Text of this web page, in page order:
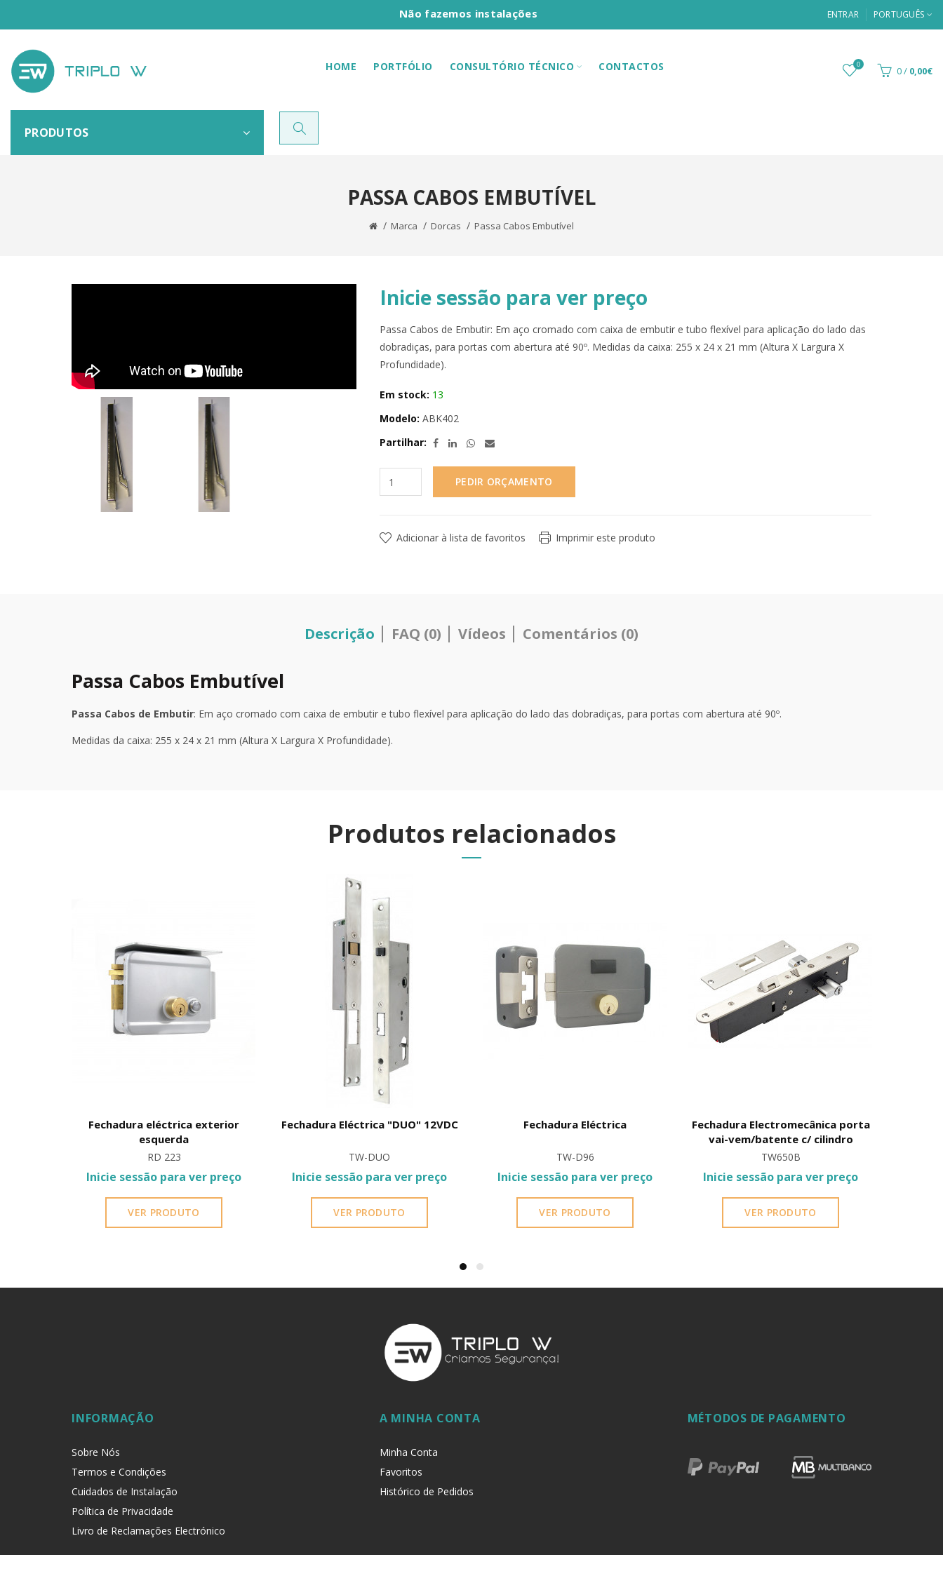
Não fazemos instalações ENTRAR PORTUGUÊS
HOME PORTFÓLIO CONSULTÓRIO TÉCNICO CONTACTOS 0 0/ 0,00€
PRODUTOS
PASSA CABOS EMBUTÍVEL
Marca Dorcas Passa Cabos Embutível
Inicie sessão para ver preço
Passa Cabos de Embutir: Em aço cromado com caixa de embutir e tubo flexível para aplicação do lado das
dobradiças, para portas com abertura até 90º. Medidas da caixa: 255 x 24 x 21 mm (Altura X Largura X
Profundidade).
Em stock: 13
Modelo: ABK402
Partilhar:
PEDIR ORÇAMENTO
Adicionar à lista de favoritos Imprimir este produto
Descrição FAQ (0) Vídeos Comentários (0)
Passa Cabos Embutível
Passa Cabos de Embutir: Em aço cromado com caixa de embutir e tubo flexível para aplicação do lado das dobradiças, para portas com abertura até 90º.
Medidas da caixa: 255 x 24 x 21 mm (Altura X Largura X Profundidade).
Produtos relacionados
Fechadura eléctrica exterior
esquerda
RD 223
Inicie sessão para ver preço
VER PRODUTO
Fechadura Eléctrica "DUO" 12VDC
TW-DUO
Inicie sessão para ver preço
VER PRODUTO
Fechadura Eléctrica
TW-D96
Inicie sessão para ver preço
VER PRODUTO
Fechadura Electromecânica porta
vai-vem/batente c/ cilindro
TW650B
Inicie sessão para ver preço
VER PRODUTO
INFORMAÇÃO
Sobre Nós
Termos e Condições
Cuidados de Instalação
Política de Privacidade
Livro de Reclamações Electrónico
A MINHA CONTA
Minha Conta
Favoritos
Histórico de Pedidos
MÉTODOS DE PAGAMENTO